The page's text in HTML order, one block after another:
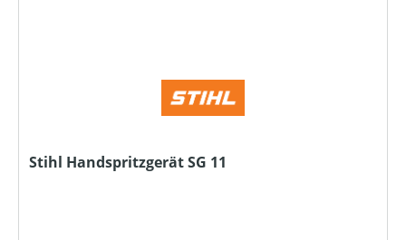
Stihl Handspritzgerät SG 11